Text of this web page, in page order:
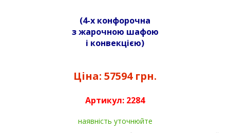
(4-х конфорочна
з жарочною шафою
і конвекцією)
Ціна: 57594 грн.
Артикул: 2284
наявність уточнюйте